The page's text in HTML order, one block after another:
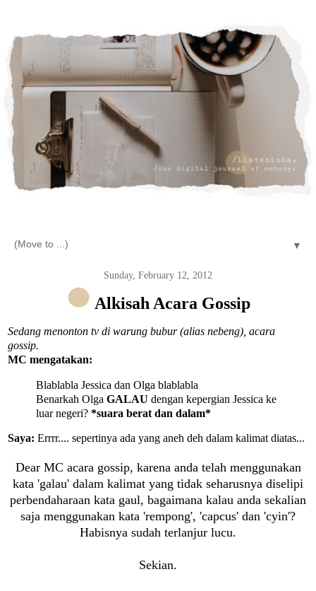
▼
Sunday, February 12, 2012
Alkisah Acara Gossip
Sedang menonton tv di warung bubur (alias nebeng), acara
gossip.
MC mengatakan:
Blablabla Jessica dan Olga blablabla
Benarkah Olga GALAU dengan kepergian Jessica ke
luar negeri? *suara berat dan dalam*
Saya: Errrr.... sepertinya ada yang aneh deh dalam kalimat diatas...
Dear MC acara gossip, karena anda telah menggunakan
kata 'galau' dalam kalimat yang tidak seharusnya diselipi
perbendaharaan kata gaul, bagaimana kalau anda sekalian
saja menggunakan kata 'rempong', 'capcus' dan 'cyin'?
Habisnya sudah terlanjur lucu.
Sekian.